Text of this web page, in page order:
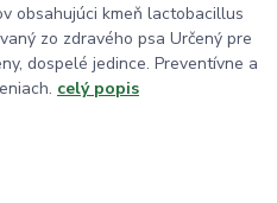
obsahujúci kmeň lactobacillus
zo zdravého psa Určený pre
dospelé jedince. Preventívne a
celý popis